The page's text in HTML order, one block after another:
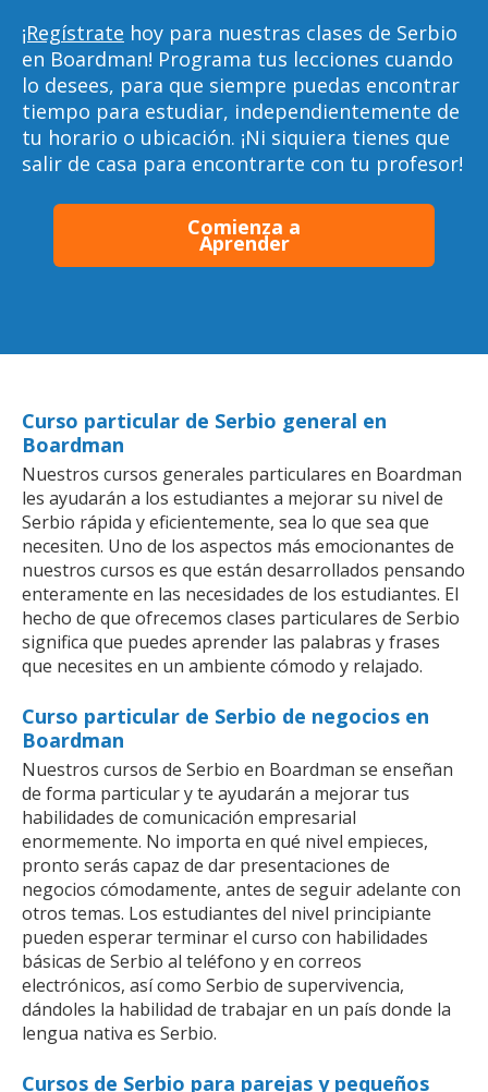
¡Regístrate hoy para nuestras clases de Serbio
en Boardman! Programa tus lecciones cuando
lo desees, para que siempre puedas encontrar
tiempo para estudiar, independientemente de
tu horario o ubicación. ¡Ni siquiera tienes que
salir de casa para encontrarte con tu profesor!
Comienza a
Aprender
Curso particular de Serbio general en
Boardman
Nuestros cursos generales particulares en Boardman
les ayudarán a los estudiantes a mejorar su nivel de
Serbio rápida y eficientemente, sea lo que sea que
necesiten. Uno de los aspectos más emocionantes de
nuestros cursos es que están desarrollados pensando
enteramente en las necesidades de los estudiantes. El
hecho de que ofrecemos clases particulares de Serbio
significa que puedes aprender las palabras y frases
que necesites en un ambiente cómodo y relajado.
Curso particular de Serbio de negocios en
Boardman
Nuestros cursos de Serbio en Boardman se enseñan
de forma particular y te ayudarán a mejorar tus
habilidades de comunicación empresarial
enormemente. No importa en qué nivel empieces,
pronto serás capaz de dar presentaciones de
negocios cómodamente, antes de seguir adelante con
otros temas. Los estudiantes del nivel principiante
pueden esperar terminar el curso con habilidades
básicas de Serbio al teléfono y en correos
electrónicos, así como Serbio de supervivencia,
dándoles la habilidad de trabajar en un país donde la
lengua nativa es Serbio.
Cursos de Serbio para parejas y pequeños